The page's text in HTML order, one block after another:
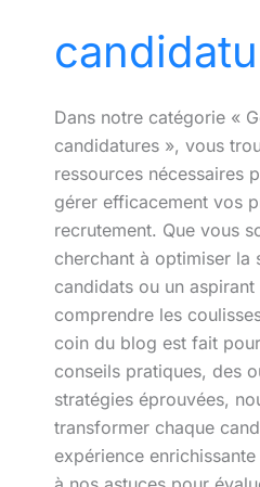
Dans notre catégorie «
candidatures », vous
ressources nécessaires
gérer efficacement vos
recrutement. Que vous
cherchant à optimiser la
candidats ou un aspirant
comprendre les
coin du blog est fait
conseils pratiques, des
stratégies éprouvées,
transformer chaque
expérience